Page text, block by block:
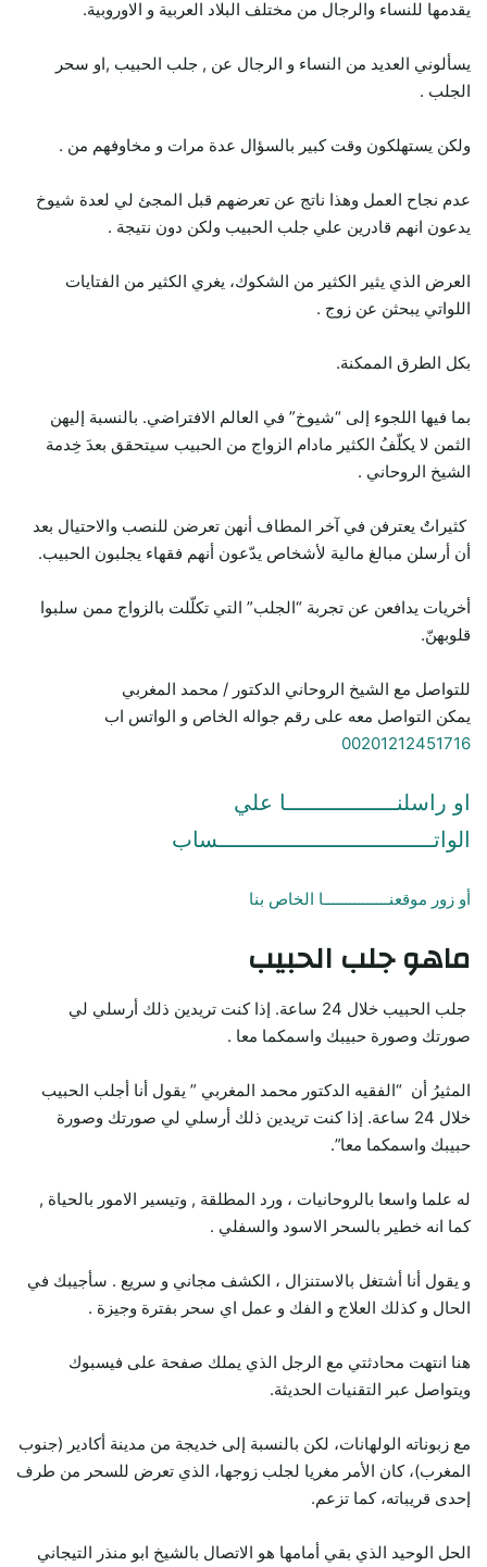
يقدمها للنساء والرجال من مختلف البلاد العربية و الاوروبية.
يسألوني العديد من النساء و الرجال عن , جلب الحبيب ,او سحر
الجلب .
ولكن يستهلكون وقت كبير بالسؤال عدة مرات و مخاوفهم من .
عدم نجاح العمل وهذا ناتج عن تعرضهم قبل المجئ لي لعدة شيوخ
يدعون انهم قادرين علي جلب الحبيب ولكن دون نتيجة .
العرض الذي يثير الكثير من الشكوك، يغري الكثير من الفتايات
اللواتي يبحثن عن زوج .
بكل الطرق الممكنة.
بما فيها اللجوء إلى “شيوخ” في العالم الافتراضي. بالنسبة إليهن
الثمن لا يكلّفُ الكثير مادام الزواج من الحبيب سيتحقق بعدَ خِدمة
الشيخ الروحاني .
كثيراتٌ يعترفن في آخر المطاف أنهن تعرضن للنصب والاحتيال بعد
أن أرسلن مبالغ مالية لأشخاص يدّعون أنهم فقهاء يجلبون الحبيب.
أخريات يدافعن عن تجربة “الجلب” التي تكلّلت بالزواج ممن سلبوا
قلوبهنّ.
للتواصل مع الشيخ الروحاني الدكتور / محمد المغربي
يمكن التواصل معه على رقم جواله الخاص و الواتس اب
00201212451716
او راسلنـــــــــــــــــا علي
الواتـــــــــــــــــــــــــــــــــساب
أو زور موقعنـــــــــــــــا الخاص بنا
ماهو جلب الحبيب
جلب الحبيب خلال 24 ساعة. إذا كنت تريدين ذلك أرسلي لي
صورتك وصورة حبيبك واسمكما معا .
المثيرُ أن “الفقيه الدكتور محمد المغربي ” يقول أنا أجلب الحبيب
خلال 24 ساعة. إذا كنت تريدين ذلك أرسلي لي صورتك وصورة
حبيبك واسمكما معا”.
له علما واسعا بالروحانيات ، ورد المطلقة , وتيسير الامور بالحياة ,
كما انه خطير بالسحر الاسود والسفلي .
و يقول أنا أشتغل بالاستنزال ، الكشف مجاني و سريع . سأجيبك في
الحال و كذلك العلاج و الفك و عمل اي سحر بفترة وجيزة .
هنا انتهت محادثتي مع الرجل الذي يملك صفحة على فيسبوك
ويتواصل عبر التقنيات الحديثة.
مع زبوناته الولهانات، لكن بالنسبة إلى خديجة من مدينة أكادير (جنوب
المغرب)، كان الأمر مغريا لجلب زوجها، الذي تعرض للسحر من طرف
إحدى قريباته، كما تزعم.
الحل الوحيد الذي بقي أمامها هو الاتصال بالشيخ ابو منذر التيجاني